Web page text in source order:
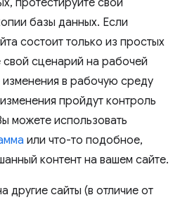
базы данных. Если
состоит только из простых
сценарий на рабочей
в рабочую среду
пройдут контроль
можете использовать
или что-то подобное,
контент на вашем сайте.
другие сайты (в отличие от